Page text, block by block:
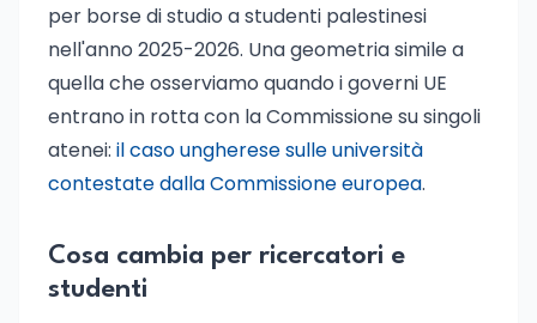
per borse di studio a studenti palestinesi
nell'anno 2025-2026. Una geometria simile a
quella che osserviamo quando i governi UE
entrano in rotta con la Commissione su singoli
atenei: il caso ungherese sulle università
contestate dalla Commissione europea.
Cosa cambia per ricercatori e
studenti